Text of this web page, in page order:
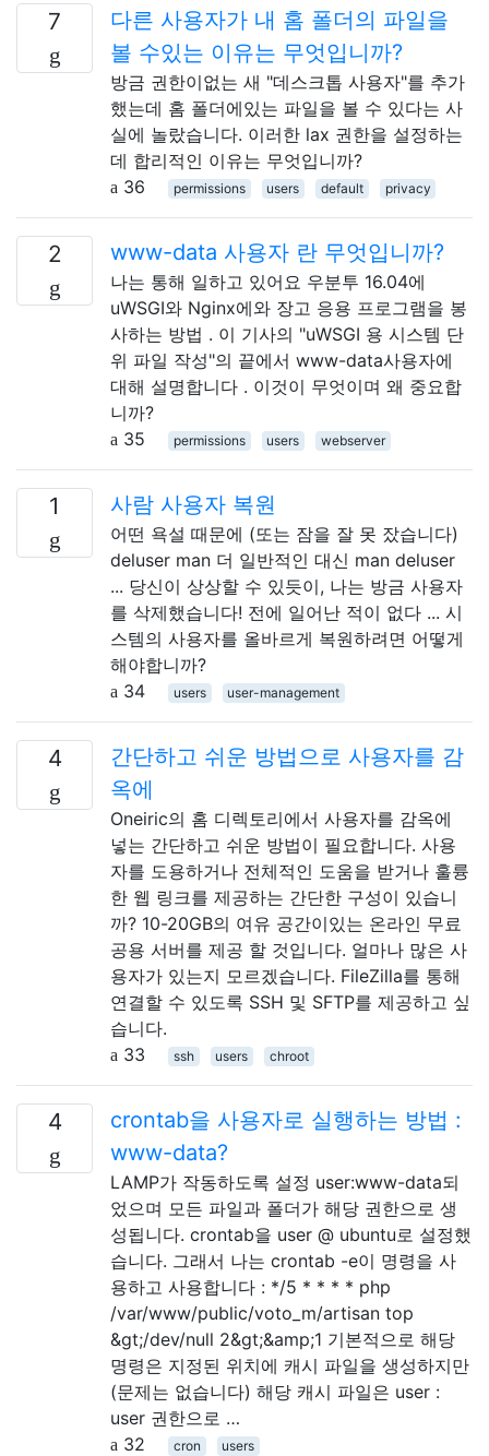
7
다른 사용자가 내 홈 폴더의 파일을
볼 수있는 이유는 무엇입니까?
방금 권한이없는 새 "데스크톱 사용자"를 추가
했는데 홈 폴더에있는 파일을 볼 수 있다는 사
실에 놀랐습니다. 이러한 lax 권한을 설정하는
데 합리적인 이유는 무엇입니까?
36
permissions users default privacy
2 www-data 사용자 란 무엇입니까?
나는 통해 일하고 있어요 우분투 16.04에
uWSGI와 Nginx에와 장고 응용 프로그램을 봉
사하는 방법 . 이 기사의 "uWSGI 용 시스템 단
위 파일 작성"의 끝에서 www-data사용자에
대해 설명합니다 . 이것이 무엇이며 왜 중요합
니까?
35
permissions users webserver
1 사람 사용자 복원
어떤 욕설 때문에 (또는 잠을 잘 못 잤습니다)
deluser man 더 일반적인 대신 man deluser
... 당신이 상상할 수 있듯이, 나는 방금 사용자
를 삭제했습니다! 전에 일어난 적이 없다 ... 시
스템의 사용자를 올바르게 복원하려면 어떻게
해야합니까?
34
users user-management
4
간단하고 쉬운 방법으로 사용자를 감
옥에
Oneiric의 홈 디렉토리에서 사용자를 감옥에
넣는 간단하고 쉬운 방법이 필요합니다. 사용
자를 도용하거나 전체적인 도움을 받거나 훌륭
한 웹 링크를 제공하는 간단한 구성이 있습니
까? 10-20GB의 여유 공간이있는 온라인 무료
공용 서버를 제공 할 것입니다. 얼마나 많은 사
용자가 있는지 모르겠습니다. FileZilla를 통해
연결할 수 있도록 SSH 및 SFTP를 제공하고 싶
습니다.
33
ssh users chroot
4
crontab을 사용자로 실행하는 방법 :
www-data?
LAMP가 작동하도록 설정 user:www-data되
었으며 모든 파일과 폴더가 해당 권한으로 생
성됩니다. crontab을 user @ ubuntu로 설정했
습니다. 그래서 나는 crontab -e이 명령을 사
용하고 사용합니다 : */5 * * * * php
/var/www/public/voto_m/artisan top
&gt;/dev/null 2&gt;&amp;1 기본적으로 해당
명령은 지정된 위치에 캐시 파일을 생성하지만
(문제는 없습니다) 해당 캐시 파일은 user :
user 권한으로 …
32
cron users